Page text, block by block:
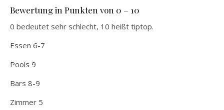
Bewertung in Punkten von 0 – 10
0 bedeutet sehr schlecht, 10 heißt tiptop.
Essen 6-7
Pools 9
Bars 8-9
Zimmer 5